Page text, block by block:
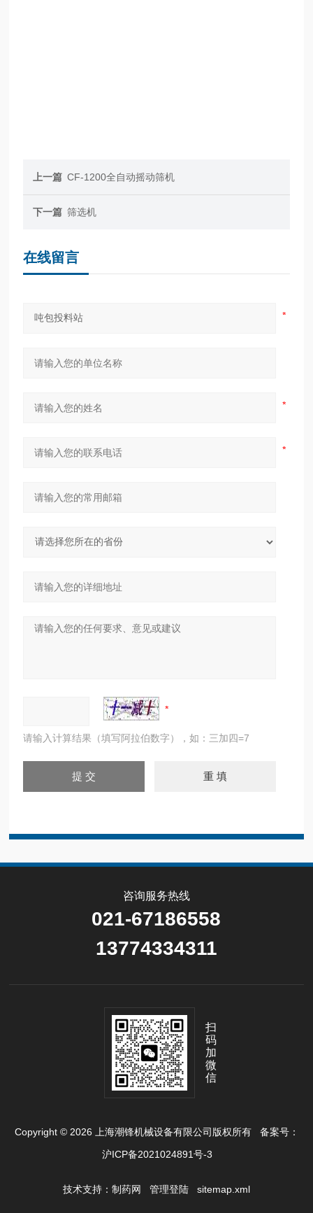
上一篇 CF-1200全自动摇动筛机
下一篇 筛选机
在线留言
请输入计算结果（填写阿拉伯数字），如：三加四=7
咨询服务热线
021-67186558
13774334311
扫
码
加
微
信
Copyright © 2026 上海潮锋机械设备有限公司版权所有备案号：
沪ICP备2021024891号-3
技术支持： 制药网 管理登陆 sitemap.xml